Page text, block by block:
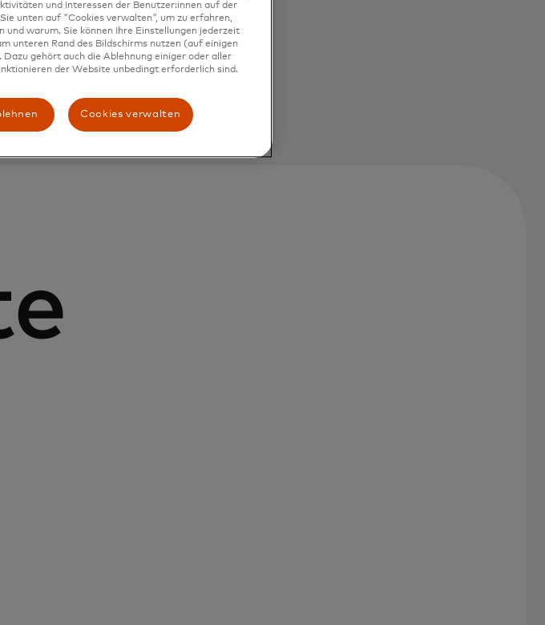
und Interessen der Benutzer:innen auf der
unten auf "Cookies verwalten", um zu erfahren,
warum. Sie können Ihre Einstellungen jederzeit
unteren Rand des Bildschirms nutzen (auf einigen
gehört auch die Ablehnung einiger oder aller
der Website unbedingt erforderlich sind.
Cookies verwalten